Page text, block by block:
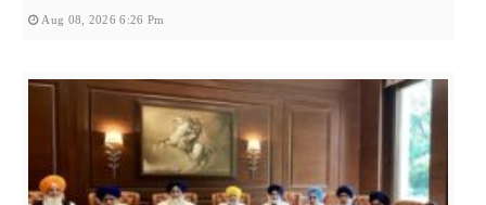
Aug 08, 2026 6:26 Pm